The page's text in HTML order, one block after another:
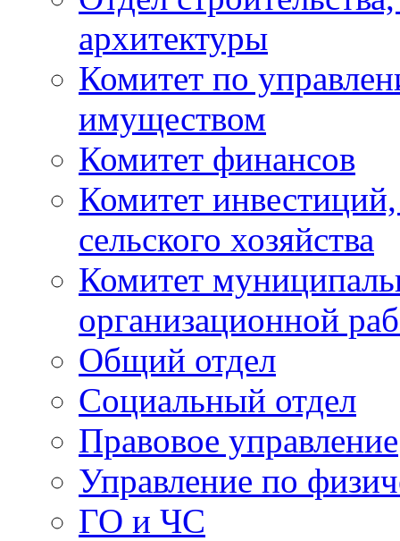
архитектуры
Комитет по
имуществом
Комитет финансов
Комитет
сельского хозяйства
Комитет
организационной
Общий отдел
Социальный отдел
Правовое управление
Управление по
ГО и ЧС